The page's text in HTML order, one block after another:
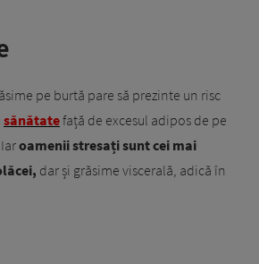
pe burtă pare să prezinte un risc
sănătatefață de excesul adipos de pe
oamenii stresați sunt cei mai
dar și grăsime viscerală, adică în